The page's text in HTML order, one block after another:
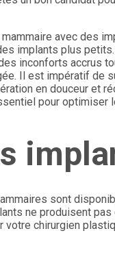
avec des
implants plus
inconforts accrus
Il est impératif de
en douceur et
pour
sont
ne produisent
chirurgien